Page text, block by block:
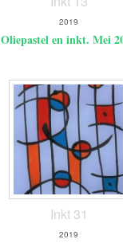
2019
Oliepastel en inkt. Mei
Inkt 31
2019